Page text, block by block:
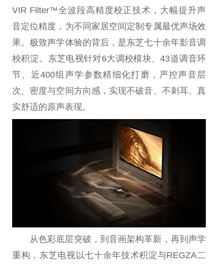
VIR Filter™全波段高精度校正技术，大幅提升声
音定位精度，为不同家居空间定制专属最优声场效
果。极致声学体验的背后，是东芝七十余年影音调
校积淀。东芝电视针对6大调校模块、43道调音环
节、近400组声学参数精细化打磨，严控声音层
次、密度与空间方向感，实现不破音、不刺耳、真
实舒适的原声表现。
从色彩底层突破，到音画架构革新，再到声学
重构，东芝电视以七十余年技术积淀与REGZA二